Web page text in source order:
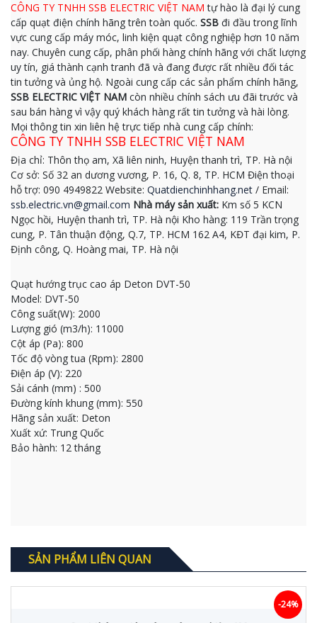
CÔNG TY TNHH SSB ELECTRIC VIỆT NAM tự hào là đại lý cung
cấp quạt điện chính hãng trên toàn quốc. SSB đi đầu trong lĩnh
vực cung cấp máy móc, linh kiện quạt công nghiệp hơn 10 năm
nay. Chuyên cung cấp, phân phối hàng chính hãng với chất lượng
uy tín, giá thành cạnh tranh đã và đang được rất nhiều đối tác
tin tưởng và ủng hộ. Ngoài cung cấp các sản phẩm chính hãng,
SSB ELECTRIC VIỆT NAM còn nhiều chính sách ưu đãi trước và
sau bán hàng vì vậy quý khách hàng rất tin tưởng và hài lòng.
Mọi thông tin xin liên hệ trực tiếp nhà cung cấp chính:
CÔNG TY TNHH SSB ELECTRIC VIỆT NAM
Địa chỉ: Thôn thọ am, Xã liên ninh, Huyện thanh trì, TP. Hà nội
Cơ sở: Số 32 an dương vương, P. 16, Q. 8, TP. HCM Điện thoại
hỗ trợ: 090 4949822 Website: Quatdienchinhhang.net / Email:
ssb.electric.vn@gmail.com Nhà máy sản xuất: Km số 5 KCN
Ngọc hồi, Huyện thanh trì, TP. Hà nội Kho hàng: 119 Trần trọng
cung, P. Tân thuận động, Q.7, TP. HCM 162 A4, KĐT đại kim, P.
Định công, Q. Hoàng mai, TP. Hà nội
Quạt hướng trục cao áp Deton DVT-50
Model: DVT-50
Công suất(W): 2000
Lượng gió (m3/h): 11000
Cột áp (Pa): 800
Tốc độ vòng tua (Rpm): 2800
Điện áp (V): 220
Sải cánh (mm) : 500
Đường kính khung (mm): 550
Hãng sản xuất: Deton
Xuất xứ: Trung Quốc
Bảo hành: 12 tháng
SẢN PHẨM LIÊN QUAN
-24%